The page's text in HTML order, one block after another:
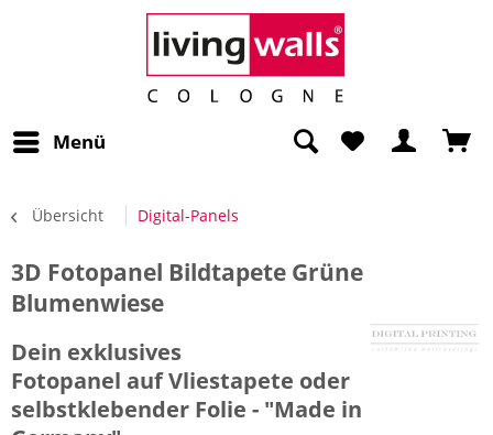
Menü
Übersicht Digital-Panels
3D Fotopanel Bildtapete Grüne
Blumenwiese
Dein exklusives
Fotopanel auf Vliestapete oder
selbstklebender Folie - "Made in